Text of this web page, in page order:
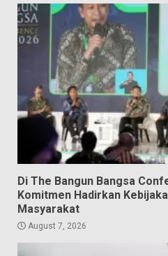
Di The Bangun Bangsa
Komitmen Hadirkan
Masyarakat
August 7, 2026